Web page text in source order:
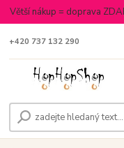
Větší nákup = doprava
+420 737 132 290